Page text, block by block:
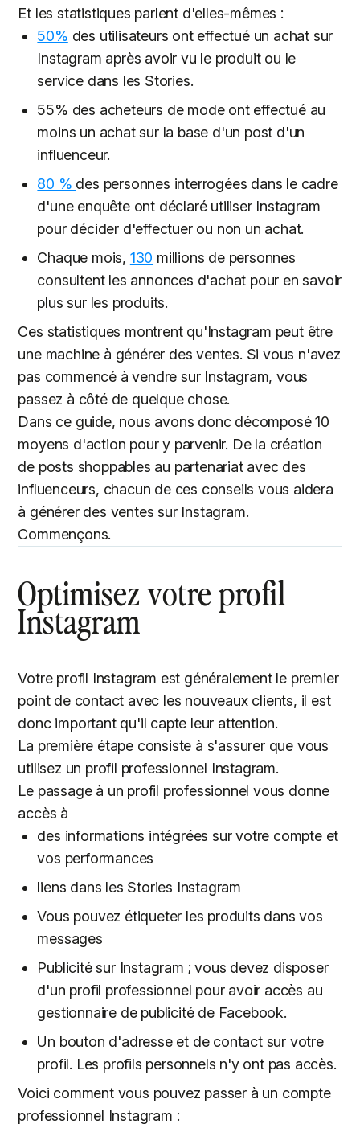
Et les statistiques parlent d'elles-mêmes :
50% des utilisateurs ont effectué un achat sur
Instagram après avoir vu le produit ou le
service dans les Stories.
55% des acheteurs de mode ont effectué au
moins un achat sur la base d'un post d'un
influenceur.
80 % des personnes interrogées dans le cadre
d'une enquête ont déclaré utiliser Instagram
pour décider d'effectuer ou non un achat.
Chaque mois, 130 millions de personnes
consultent les annonces d'achat pour en savoir
plus sur les produits.
Ces statistiques montrent qu'Instagram peut être
une machine à générer des ventes. Si vous n'avez
pas commencé à vendre sur Instagram, vous
passez à côté de quelque chose.
Dans ce guide, nous avons donc décomposé 10
moyens d'action pour y parvenir. De la création
de posts shoppables au partenariat avec des
influenceurs, chacun de ces conseils vous aidera
à générer des ventes sur Instagram.
Commençons.
Optimisez votre profil
Instagram
Votre profil Instagram est généralement le premier
point de contact avec les nouveaux clients, il est
donc important qu'il capte leur attention.
La première étape consiste à s'assurer que vous
utilisez un profil professionnel Instagram.
Le passage à un profil professionnel vous donne
accès à
des informations intégrées sur votre compte et
vos performances
liens dans les Stories Instagram
Vous pouvez étiqueter les produits dans vos
messages
Publicité sur Instagram ; vous devez disposer
d'un profil professionnel pour avoir accès au
gestionnaire de publicité de Facebook.
Un bouton d'adresse et de contact sur votre
profil. Les profils personnels n'y ont pas accès.
Voici comment vous pouvez passer à un compte
professionnel Instagram :